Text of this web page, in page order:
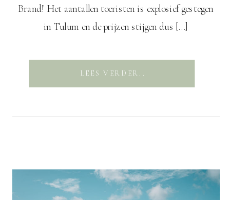
Brand! Het aantallen toeristen is explosief gestegen
in Tulum en de prijzen stijgen dus […]
LEES VERDER..